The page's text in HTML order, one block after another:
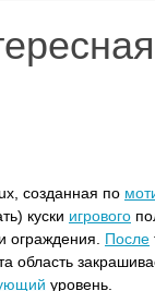
созданная по
куски игрового
ограждения. После
область
уровень.